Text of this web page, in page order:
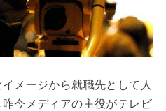
メージから就職先として人
今メディアの主役がテレビ